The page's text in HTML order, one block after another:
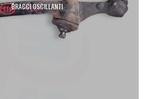
BRACCI OSCILLANTI